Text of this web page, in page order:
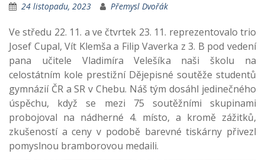
24 listopadu, 2023 Přemysl Dvořák
Ve středu 22. 11. a ve čtvrtek 23. 11. reprezentovalo trio
Josef Cupal, Vít Klemša a Filip Vaverka z 3. B pod vedení
pana učitele Vladimíra Velešíka naši školu na
celostátním kole prestižní Dějepisné soutěže studentů
gymnázií ČR a SR v Chebu. Náš tým dosáhl jedinečného
úspěchu, když se mezi 75 soutěžními skupinami
probojoval na nádherné 4. místo, a kromě zážitků,
zkušeností a ceny v podobě barevné tiskárny přivezl
pomyslnou bramborovou medaili.